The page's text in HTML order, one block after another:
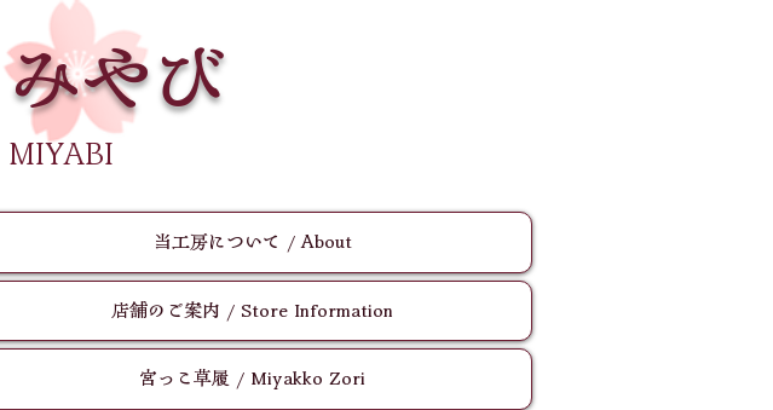
やび
当工房について / About
店舗のご案内 / Store Information
宮っこ草履 / Miyakko Zori